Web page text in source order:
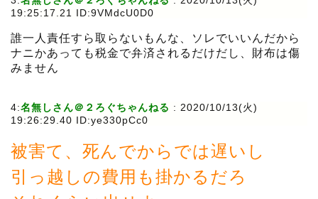
19:25:17.21 ID:9VMdcU0D0
誰一人責任すら取らないもんな、ソレでいいんだから
ナニかあっても税金で弁済されるだけだし、財布は傷
みません
4:名無しさん＠２ろぐちゃんねる : 2020/10/13(火)
19:26:29.40 ID:ye330pCc0
被害て、死んでからでは遅いし
引っ越しの費用も掛かるだろ